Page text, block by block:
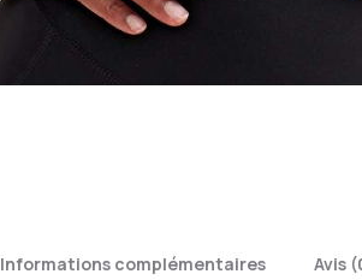
Informations complémentaires Avis